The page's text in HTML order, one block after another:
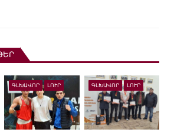
ԳԼԽԱՎՈՐ ԼՈՒՐ ԳԼԽԱՎՈՐ ԼՈՒՐ